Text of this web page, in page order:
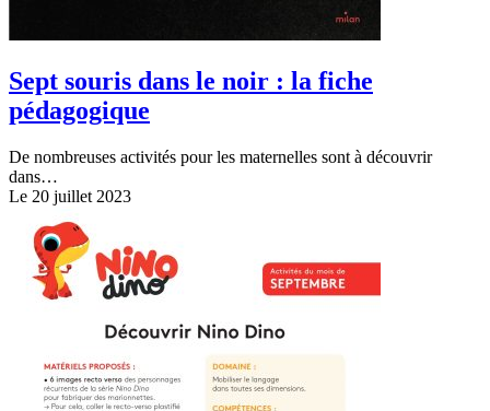
Sept souris dans le noir : la fiche
pédagogique
De nombreuses activités pour les maternelles sont à découvrir
dans…
Le 20 juillet 2023